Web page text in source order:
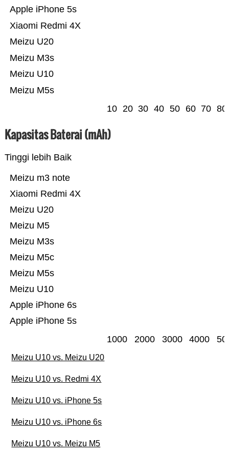
Meizu M5s
Meizu U10
Meizu M3s
Meizu U20
Xiaomi Redmi 4X
Apple iPhone 5s
10 20 30 40 50 60 70 80
Kapasitas Baterai (mAh)
Tinggi lebih Baik
Apple iPhone 5s
Apple iPhone 6s
Meizu U10
Meizu M5s
Meizu M5c
Meizu M3s
Meizu M5
Meizu U20
Xiaomi Redmi 4X
Meizu m3 note
1000 2000 3000 4000
Meizu U10 vs. Meizu U20
Meizu U10 vs. Redmi 4X
Meizu U10 vs. iPhone 5s
Meizu U10 vs. iPhone 6s
Meizu U10 vs. Meizu M5